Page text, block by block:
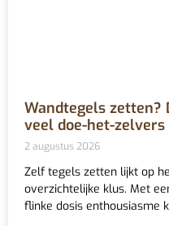
Wandtegels zetten?
veel doe-het-zelvers
2 augustus 2026
Zelf tegels zetten lijkt op
overzichtelijke klus. Met
flinke dosis enthousiasme